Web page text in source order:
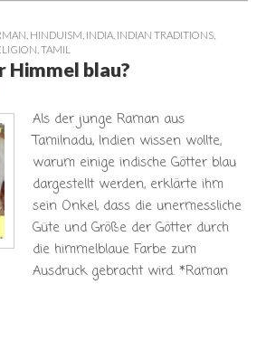
HINDUISM INDIA INDIAN TRADITIONS
TAMIL
Himmel blau?
Als der junge Raman aus
Tamilnadu, Indien wissen wollte,
warum einige indische Götter blau
dargestellt werden, erklärte ihm
sein Onkel, dass die unermessliche
Güte und Größe der Götter durch
die himmelblaue Farbe zum
Ausdruck gebracht wird. *Raman